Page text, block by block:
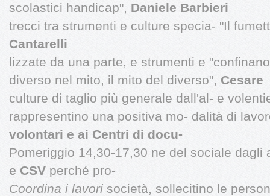
scolastici handicap", Daniele Barbieri
trecci tra strumenti e culture specia- "Il
Cantarelli
lizzate da una parte, e strumenti e
diverso nel mito, il mito del diverso", Cesare
culture di taglio più generale dall'al- e
rappresentino una positiva mo- dalità di
volontari e ai Centri di docu-
Pomeriggio 14,30-17,30 ne del sociale
e CSV perché pro-
Coordina i lavori società, sollecitino le